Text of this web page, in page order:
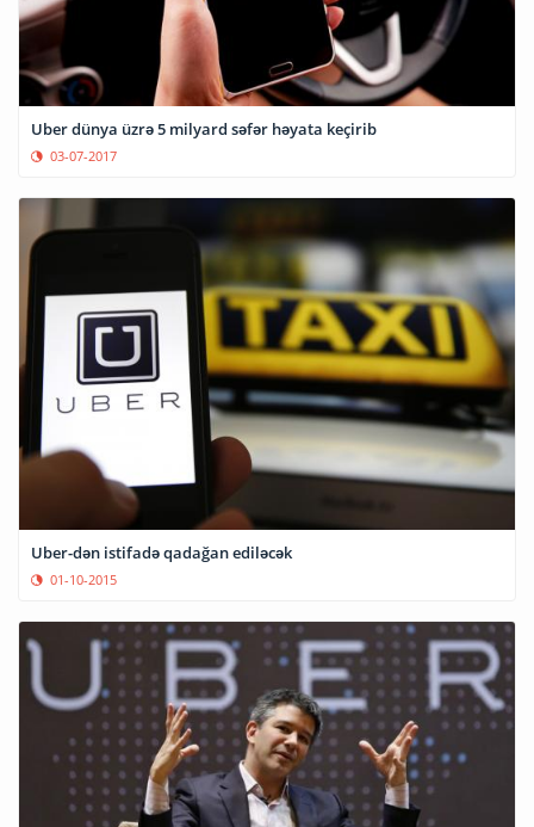
Uber dünya üzrə 5 milyard səfər həyata keçirib
03-07-2017
Uber-dən istifadə qadağan ediləcək
01-10-2015